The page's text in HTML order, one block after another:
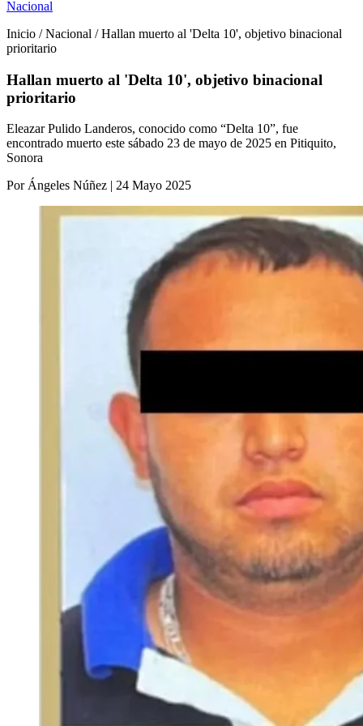
Nacional
Inicio / Nacional / Hallan muerto al 'Delta 10', objetivo binacional
prioritario
Hallan muerto al 'Delta 10', objetivo binacional
prioritario
Eleazar Pulido Landeros, conocido como “Delta 10”, fue
encontrado muerto este sábado 23 de mayo de 2025 en Pitiquito,
Sonora
Por Ángeles Núñez | 24 Mayo 2025